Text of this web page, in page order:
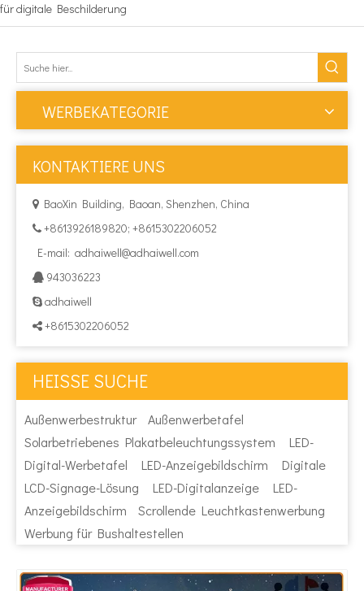
für digitale Beschilderung
WERBEKATEGORIE
KONTAKTIERE UNS
 BaoXin Building, Baoan, Shenzhen, China
 +8613926189820; +8615302206052
E-mail: adhaiwell@adhaiwell.com
 943036223
 adhaiwell
 +8615302206052
HEISSE SUCHE
Außenwerbestruktur
Außenwerbetafel
Solarbetriebenes Plakatbeleuchtungssystem
LED-
Digital-Werbetafel
LED-Anzeigebildschirm
Digitale
LCD-Signage-Lösung
LED-Digitalanzeige
LED-
Anzeigebildschirm
Scrollende Leuchtkastenwerbung
Werbung für Bushaltestellen